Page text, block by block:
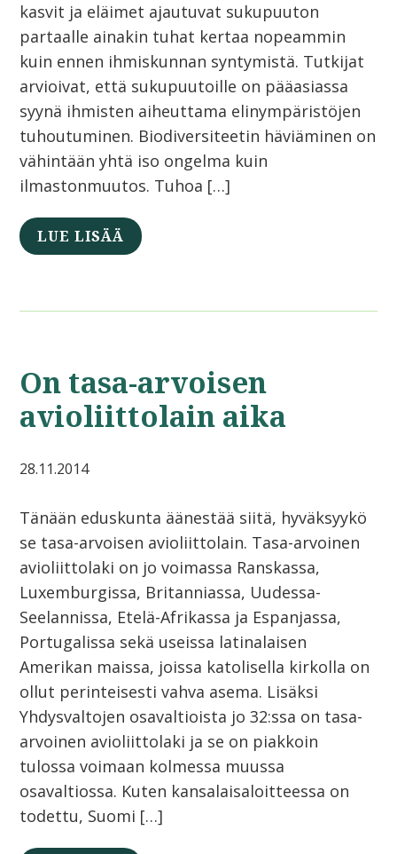
kasvit ja eläimet ajautuvat sukupuuton
partaalle ainakin tuhat kertaa nopeammin
kuin ennen ihmiskunnan syntymistä. Tutkijat
arvioivat, että sukupuutoille on pääasiassa
syynä ihmisten aiheuttama elinympäristöjen
tuhoutuminen. Biodiversiteetin häviäminen on
vähintään yhtä iso ongelma kuin
ilmastonmuutos. Tuhoa […]
LUE LISÄÄ
On tasa-arvoisen
avioliittolain aika
28.11.2014
Tänään eduskunta äänestää siitä, hyväksyykö
se tasa-arvoisen avioliittolain. Tasa-arvoinen
avioliittolaki on jo voimassa Ranskassa,
Luxemburgissa, Britanniassa, Uudessa-
Seelannissa, Etelä-Afrikassa ja Espanjassa,
Portugalissa sekä useissa latinalaisen
Amerikan maissa, joissa katolisella kirkolla on
ollut perinteisesti vahva asema. Lisäksi
Yhdysvaltojen osavaltioista jo 32:ssa on tasa-
arvoinen avioliittolaki ja se on piakkoin
tulossa voimaan kolmessa muussa
osavaltiossa. Kuten kansalaisaloitteessa on
todettu, Suomi […]